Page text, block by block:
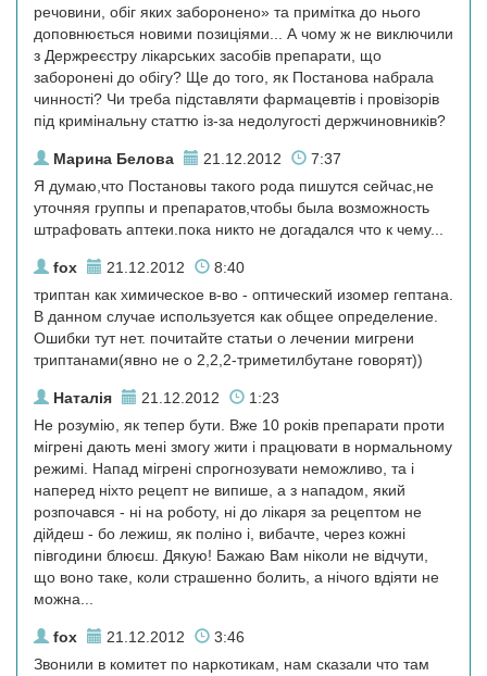
речовини, обіг яких заборонено» та примітка до нього
доповнюється новими позиціями... А чому ж не виключили
з Держреєстру лікарських засобів препарати, що
заборонені до обігу? Ще до того, як Постанова набрала
чинності? Чи треба підставляти фармацевтів і провізорів
під кримінальну статтю із-за недолугості держчиновників?
Марина Белова 21.12.2012
7:37
Я думаю,что Постановы такого рода пишутся сейчас,не
уточняя группы и препаратов,чтобы была возможность
штрафовать аптеки.пока никто не догадался что к чему...
fox 21.12.2012
8:40
триптан как химическое в-во - оптический изомер гептана.
В данном случае используется как общее определение.
Ошибки тут нет. почитайте статьи о лечении мигрени
триптанами(явно не о 2,2,2-триметилбутане говорят))
Наталія 21.12.2012
1:23
Не розумію, як тепер бути. Вже 10 років препарати проти
мігрені дають мені змогу жити і працювати в нормальному
режимі. Напад мігрені спрогнозувати неможливо, та і
наперед ніхто рецепт не випише, а з нападом, який
розпочався - ні на роботу, ні до лікаря за рецептом не
дійдеш - бо лежиш, як поліно і, вибачте, через кожні
півгодини блюєш. Дякую! Бажаю Вам ніколи не відчути,
що воно таке, коли страшенно болить, а нічого вдіяти не
можна...
fox 21.12.2012
3:46
Звонили в комитет по наркотикам, нам сказали что там